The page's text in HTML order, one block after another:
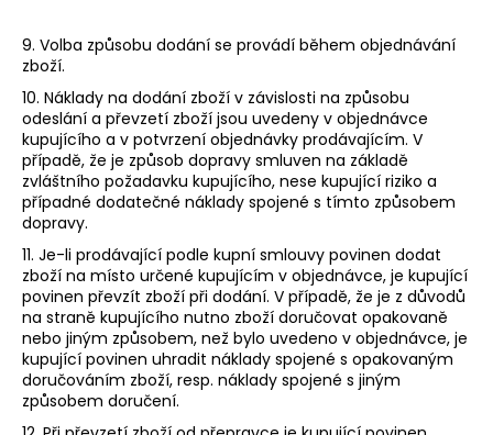
9. Volba způsobu dodání se provádí během objednávání
zboží.
10. Náklady na dodání zboží v závislosti na způsobu
odeslání a převzetí zboží jsou uvedeny v objednávce
kupujícího a v potvrzení objednávky prodávajícím. V
případě, že je způsob dopravy smluven na základě
zvláštního požadavku kupujícího, nese kupující riziko a
případné dodatečné náklady spojené s tímto způsobem
dopravy.
11. Je-li prodávající podle kupní smlouvy povinen dodat
zboží na místo určené kupujícím v objednávce, je kupující
povinen převzít zboží při dodání. V případě, že je z důvodů
na straně kupujícího nutno zboží doručovat opakovaně
nebo jiným způsobem, než bylo uvedeno v objednávce, je
kupující povinen uhradit náklady spojené s opakovaným
doručováním zboží, resp. náklady spojené s jiným
způsobem doručení.